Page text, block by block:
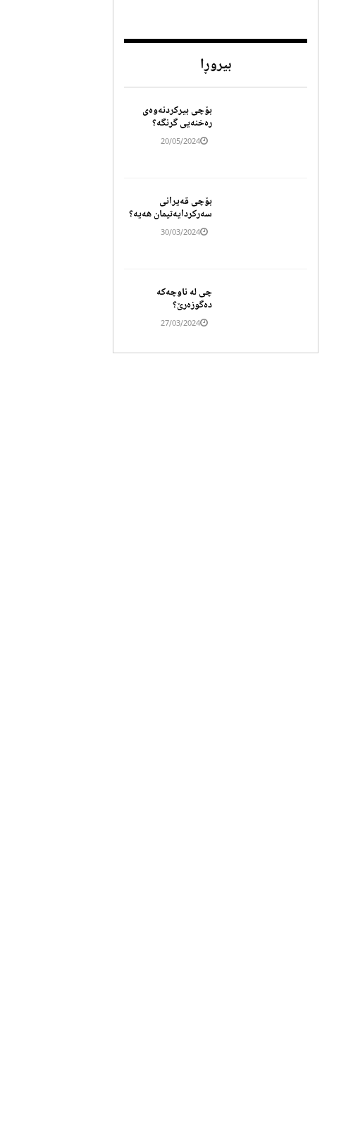
بیروڕا
بۆچی بیرکردنەوەی
رەخنەیی گرنگە؟
20/05/2024
بۆچی قەیرانی
سەرکردایەتیمان هەیە؟
30/03/2024
چی لە ناوچەکە
دەگوزەرێ؟
27/03/2024